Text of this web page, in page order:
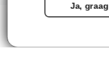
Categorieën
Contact
Ja, graag